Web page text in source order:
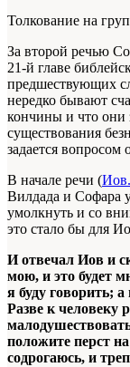
Толкование на
За второй речью
21-й главе
предшествующих
нередко бывают
кончины и что они
существования
задается вопросом
В начале речи (
Вилдада и Софара
умолкнуть и со
это стало бы для
И отвечал Иов и
мою, и это будет
я буду говорить;
Разве к человеку
положите перст
содрогаюсь, и